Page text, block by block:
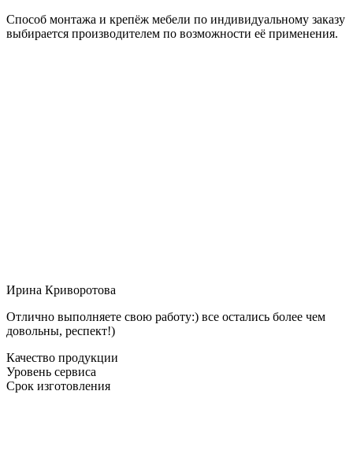
Способ монтажа и крепёж мебели по индивидуальному заказу
выбирается производителем по возможности её применения.
Ирина Криворотова
Отлично выполняете свою работу:) все остались более чем
довольны, респект!)
Качество продукции
Уровень сервиса
Срок изготовления